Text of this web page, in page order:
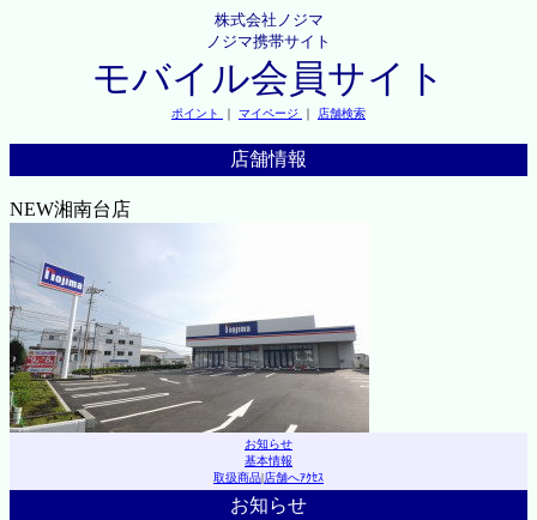
株式会社ノジマ
ノジマ携帯サイト
モバイル会員サイト
ポイント ｜ マイページ ｜ 店舗検索
店舗情報
NEW湘南台店
お知らせ
基本情報
取扱商品|店舗へｱｸｾｽ
お知らせ